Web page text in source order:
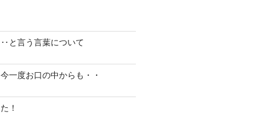
と言う言葉について
一度お口の中からも・・
！